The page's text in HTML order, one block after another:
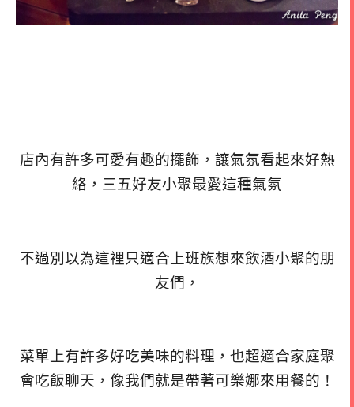
店內有許多可愛有趣的擺飾，讓氣氛看起來好熱
絡，三五好友小聚最愛這種氣氛
不過別以為這裡只適合上班族想來飲酒小聚的朋
友們，
菜單上有許多好吃美味的料理，也超適合家庭聚
會吃飯聊天，像我們就是帶著可樂娜來用餐的！